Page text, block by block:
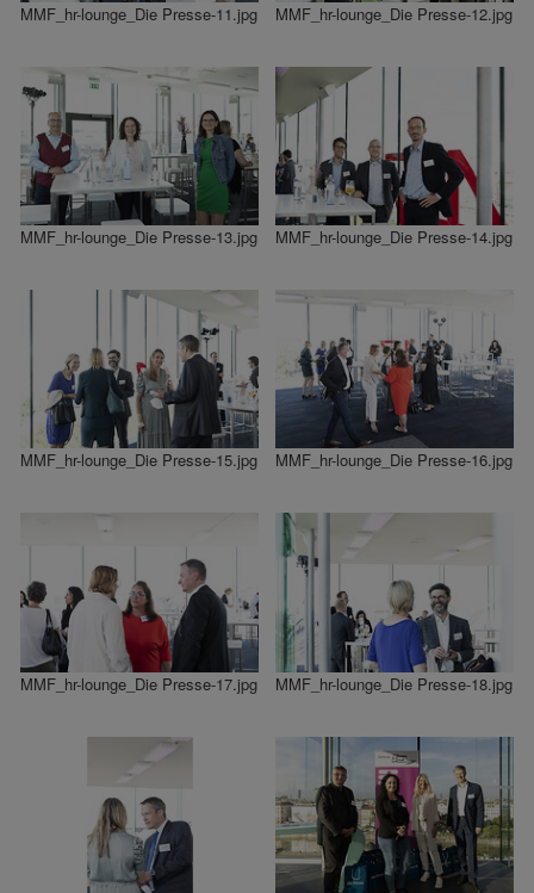
MMF_hr-lounge_Die Presse-11.jpg MMF_hr-lounge_Die Presse-12.jpg
MMF_hr-lounge_Die Presse-13.jpg MMF_hr-lounge_Die Presse-14.jpg
MMF_hr-lounge_Die Presse-15.jpg MMF_hr-lounge_Die Presse-16.jpg
MMF_hr-lounge_Die Presse-17.jpg MMF_hr-lounge_Die Presse-18.jpg